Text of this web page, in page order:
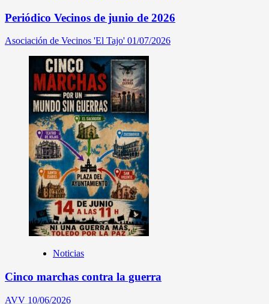
Periódico Vecinos de junio de 2026
Asociación de Vecinos 'El Tajo' 01/07/2026
Noticias
Cinco marchas contra la guerra
AVV 10/06/2026